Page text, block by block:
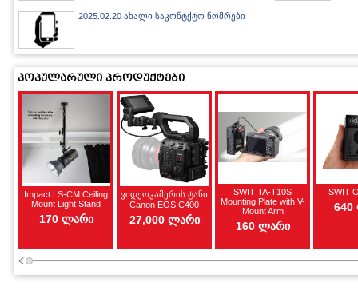
2025.02.20 ახალი საკონტქტო ნომრები
პოპულარული პროდუქტები
Impact LS-CM Ceiling
Mount Light Stand
170 ლარი
ვიდეოკამერის ტანი
Canon EOS C400
27,000 ლარი
SWIT TA-T10S
Mounting Plate with V-
Mount Arm
160 ლარი
SWIT
640